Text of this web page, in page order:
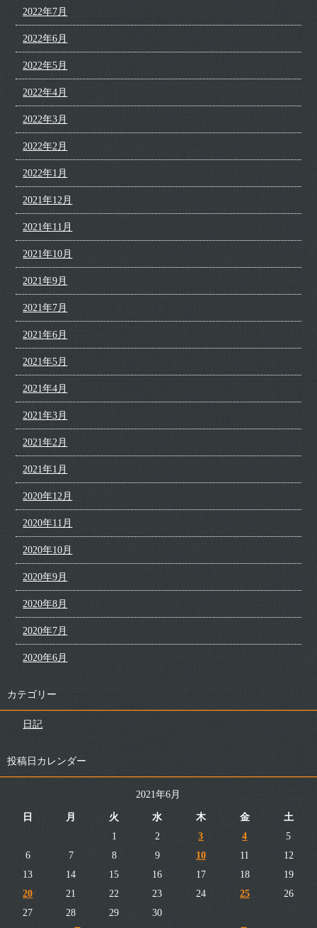
2022年7月
2022年6月
2022年5月
2022年4月
2022年3月
2022年2月
2022年1月
2021年12月
2021年11月
2021年10月
2021年9月
2021年7月
2021年6月
2021年5月
2021年4月
2021年3月
2021年2月
2021年1月
2020年12月
2020年11月
2020年10月
2020年9月
2020年8月
2020年7月
2020年6月
カテゴリー
日記
投稿日カレンダー
2021年6月
日 月 火 水 木 金 土
1 2 3 4
5
6
7 8 9 10 11
12
13
14 15 16 17 18
19
20
21 22 23 24 25
26
27
28 29 30